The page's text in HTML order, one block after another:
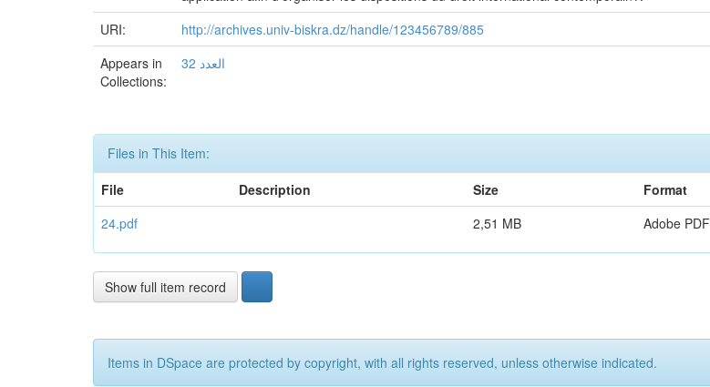
URI:
http://archives.univ-biskra.dz/handle/123456789/885
Appears in
Collections:
العدد 32
Files in This Item:
File
Description Size
Format
24.pdf
2,51 MB Adobe PDF
Show full item record
Items in DSpace are protected by copyright, with all rights reserved, unless otherwise indicated.